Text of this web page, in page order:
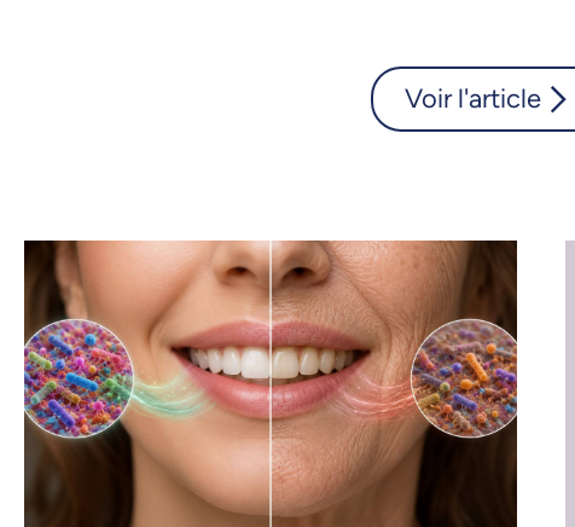
Voir l'article